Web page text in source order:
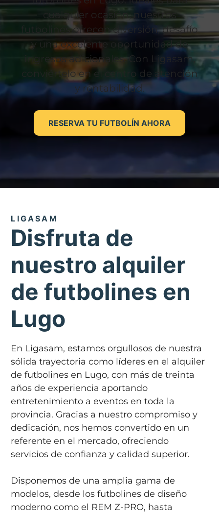
cualquier ocasión, nuestros
futbolines ofrecen diversión, desafío
y una excelente oportunidad de
ingresos adicionales. Con Ligasam,
conviértelo en el centro de atención
y rentabilidad.
RESERVA TU FUTBOLÍN AHORA
LIGASAM
Disfruta de
nuestro alquiler
de futbolines en
Lugo
En Ligasam, estamos orgullosos de nuestra
sólida trayectoria como líderes en el alquiler
de futbolines en Lugo, con más de treinta
años de experiencia aportando
entretenimiento a eventos en toda la
provincia. Gracias a nuestro compromiso y
dedicación, nos hemos convertido en un
referente en el mercado, ofreciendo
servicios de confianza y calidad superior.
Disponemos de una amplia gama de
modelos, desde los futbolines de diseño
moderno como el REM Z-PRO, hasta